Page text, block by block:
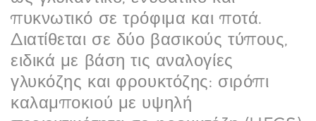
πυκνωτικό σε τρόφιμα και ποτά.
Διατίθεται σε δύο βασικούς τύπους,
ειδικά με βάση τις αναλογίες
γλυκόζης και φρουκτόζης: σιρόπι
καλαμποκιού με υψηλή